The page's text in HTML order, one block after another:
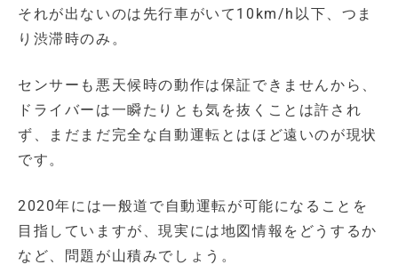
それが出ないのは先行車がいて10km/h以下、つま
り渋滞時のみ。
センサーも悪天候時の動作は保証できませんから、
ドライバーは一瞬たりとも気を抜くことは許され
ず、まだまだ完全な自動運転とはほど遠いのが現状
です。
2020年には一般道で自動運転が可能になることを
目指していますが、現実には地図情報をどうするか
など、問題が山積みでしょう。